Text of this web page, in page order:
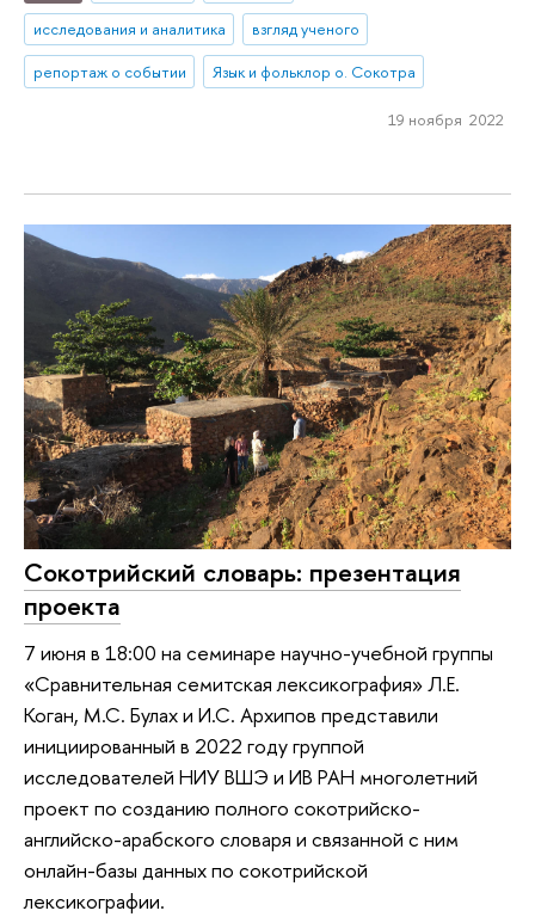
исследования и аналитика
взгляд ученого
репортаж о событии
Язык и фольклор о. Сокотра
19 ноября 2022
Сокотрийский словарь: презентация
проекта
7 июня в 18:00 на семинаре научно-учебной группы
«Сравнительная семитская лексикография» Л.Е.
Коган, М.С. Булах и И.С. Архипов представили
инициированный в 2022 году группой
исследователей НИУ ВШЭ и ИВ РАН многолетний
проект по созданию полного сокотрийско-
английско-арабского словаря и связанной с ним
онлайн-базы данных по сокотрийской
лексикографии.